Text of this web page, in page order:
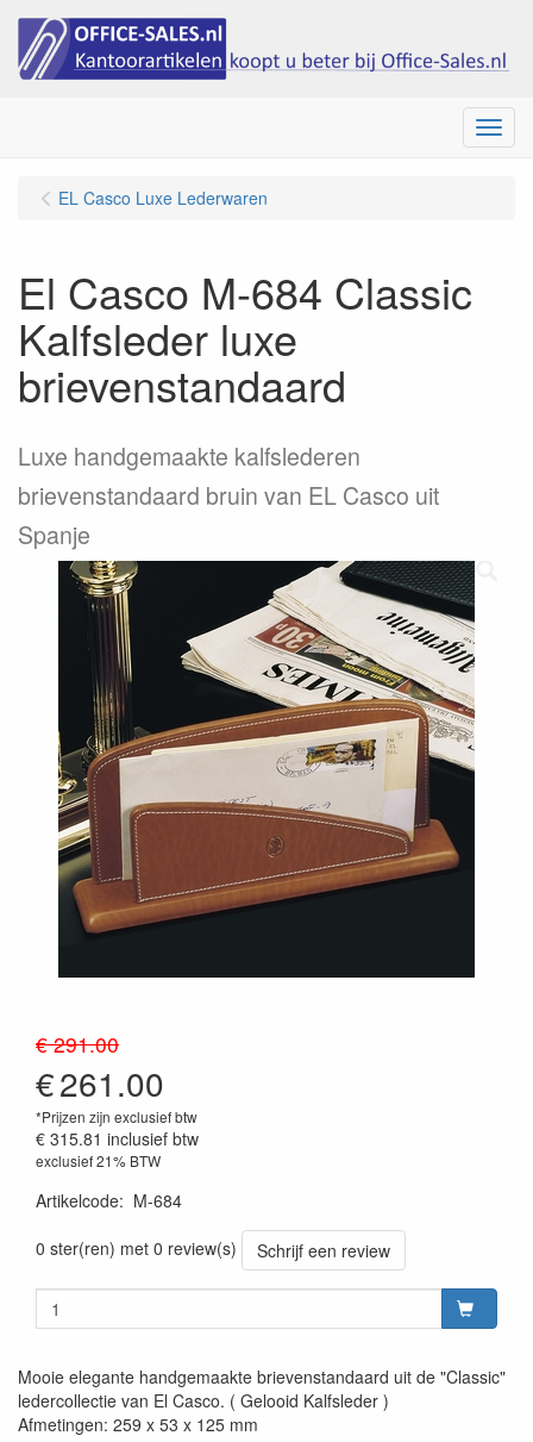
Menu
EL Casco Luxe Lederwaren
El Casco M-684 Classic
Kalfsleder luxe
brievenstandaard
Luxe handgemaakte kalfslederen
brievenstandaard bruin van EL Casco uit
Spanje
€ 291.00
€261.00
*Prijzen zijn exclusief btw
€ 315.81 inclusief btw
exclusief 21% BTW
Artikelcode: M-684
0 ster(ren) met 0 review(s)
Schrijf een review
Mooie elegante handgemaakte brievenstandaard uit de "Classic"
ledercollectie van El Casco. ( Gelooid Kalfsleder )
Afmetingen: 259 x 53 x 125 mm